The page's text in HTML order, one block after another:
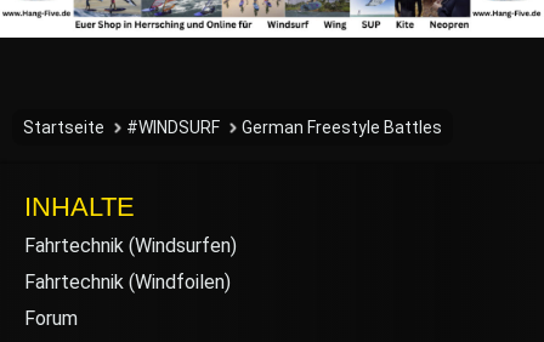
Startseite #WINDSURF German Freestyle Battles
INHALTE
Fahrtechnik (Windsurfen)
Fahrtechnik (Windfoilen)
Forum